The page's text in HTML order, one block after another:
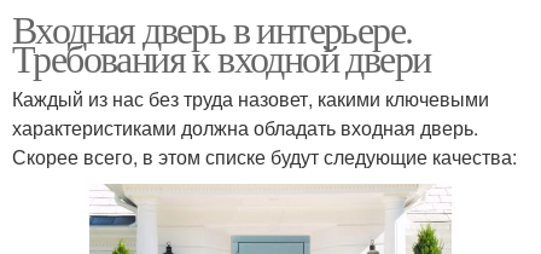
Входная дверь в интерьере.
Требования к входной двери
Каждый из нас без труда назовет, какими ключевыми
характеристиками должна обладать входная дверь.
Скорее всего, в этом списке будут следующие качества: